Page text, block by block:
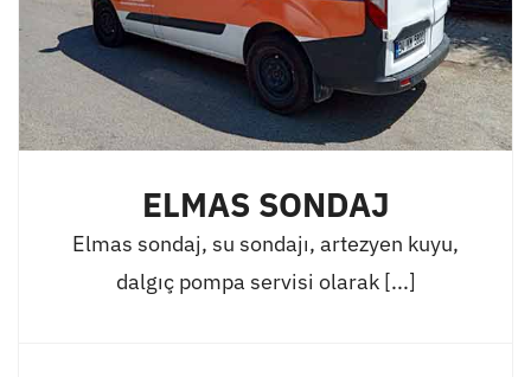
ELMAS SONDAJ
Elmas sondaj, su sondajı, artezyen kuyu,
dalgıç pompa servisi olarak [...]